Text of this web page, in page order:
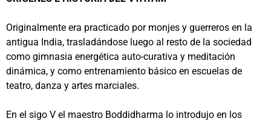
Originalmente era practicado por monjes y guerreros en la
antigua India, trasladándose luego al resto de la sociedad
como gimnasia energética auto-curativa y meditación
dinámica, y como entrenamiento básico en escuelas de
teatro, danza y artes marciales.
En el sigo V el maestro Boddidharma lo introdujo en los